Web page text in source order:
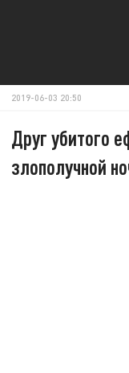
2019-06-03 20:50
Друг убитого
злополучной